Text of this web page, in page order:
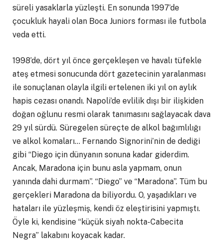
süreli yasaklarla yüzleşti. En sonunda 1997’de
çocukluk hayali olan Boca Juniors forması ile futbola
veda etti.
1998’de, dört yıl önce gerçekleşen ve havalı tüfekle
ateş etmesi sonucunda dört gazetecinin yaralanması
ile sonuçlanan olayla ilgili ertelenen iki yıl on aylık
hapis cezası onandı. Napoli’de evlilik dışı bir ilişkiden
doğan oğlunu resmi olarak tanımasını sağlayacak dava
29 yıl sürdü. Süregelen süreçte de alkol bağımlılığı
ve alkol komaları… Fernando Signorini’nin de dediği
gibi “Diego için dünyanın sonuna kadar giderdim.
Ancak, Maradona için bunu asla yapmam, onun
yanında dahi durmam”. “Diego” ve “Maradona”. Tüm bu
gerçekleri Maradona da biliyordu. O, yaşadıkları ve
hataları ile yüzleşmiş, kendi öz eleştirisini yapmıştı.
Öyle ki, kendisine “küçük siyah nokta-Cabecita
Negra” lakabını koyacak kadar.